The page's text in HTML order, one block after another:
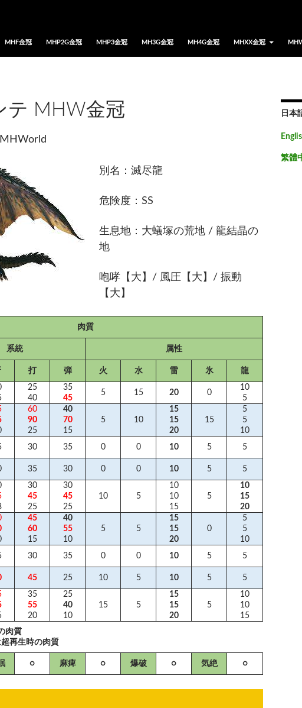
MHF金冠 MHP2G金冠 MHP3金冠 MH3G金冠 MH4G金冠 MHXX金冠
テ MHW金冠
MHWorld
別名：滅尽龍
危険度：SS
生息地：大蟻塚の荒地 / 龍結晶の
地
咆哮【大】/ 風圧【大】/ 振動
【大】
肉質
系統 属性
打 弾 火 水 雷 氷 龍
25
40
35
45
5 15 20 0
10
5
60
90
25
40
70
15
5 10
15
15
20
15
5
5
10
30 35 0 0 10 5 5
35 30 0 0 10 5 5
30
45
25
30
45
25
10 5
10
10
15
5
10
15
20
45
60
15
40
55
10
5 5
15
15
20
0
5
5
10
30 35 0 0 10 5 5
45 25 10 5 10 5 5
35
55
20
25
40
10
15 5
15
15
20
5
10
10
15
肉質
再生時の肉質
○ 麻痺 ○ 爆破 ○ 気絶 ○
日本
繁體